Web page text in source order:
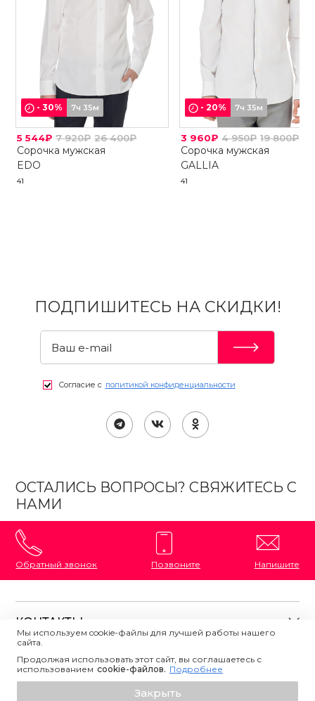
Добавить в корзину
-30% 7ч 35м
5 544₽ 7 920₽ 26 400₽
Сорочка мужская
EDO
41
-20% 7ч 35м
3 960₽ 4 950₽ 19 800₽
Сорочка мужская
GALLIA
41
ПОДПИШИТЕСЬ НА СКИДКИ!
Согласие с политикой конфиденциальности
ОСТАЛИСЬ ВОПРОСЫ? СВЯЖИТЕСЬ С
НАМИ
Обратный звонок Позвоните Напишите
КОНТАКТЫ
8 (800) 333-87-72
Напишите нам
ПОЛЕЗНАЯ ИНФОРМАЦИЯ
О магазине
Мы используем cookie-файлы для лучшей работы нашего
сайта.
Продолжая использовать этот сайт, вы соглашаетесь с
использованием сookie-файлов. Подробнее
Закрыть